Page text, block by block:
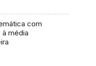
com
média